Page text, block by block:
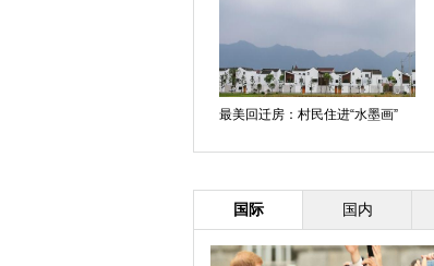
最美回迁房：村民住进“水墨画”
国际 国内